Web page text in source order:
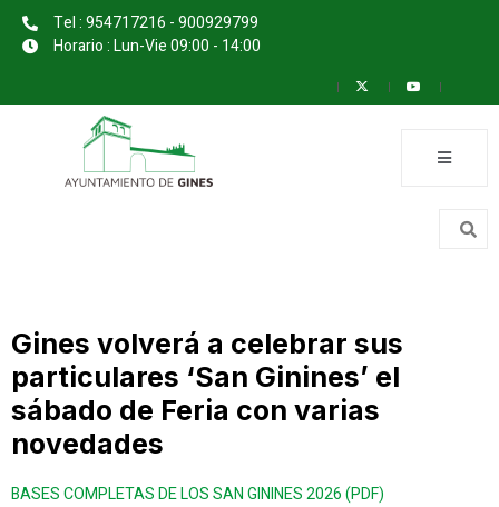
Tel : 954717216 - 900929799
Horario : Lun-Vie 09:00 - 14:00
Gines volverá a celebrar sus
particulares ‘San Ginines’ el
sábado de Feria con varias
novedades
BASES COMPLETAS DE LOS SAN GININES 2026 (PDF)